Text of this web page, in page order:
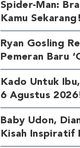
Spider-Man:
Kamu Sekarang!
Ryan Gosling
Pemeran Baru
Kado Untuk
6 Agustus
Baby Udon,
Kisah Inspiratif